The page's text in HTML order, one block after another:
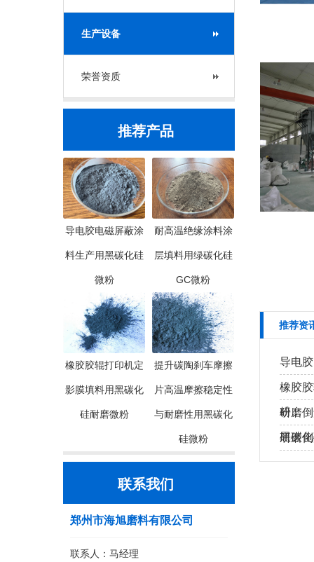
生产设备
荣誉资质
推荐产品
导电胶电磁屏蔽涂
料生产用黑碳化硅
微粉
耐高温绝缘涂料涂
层填料用绿碳化硅
GC微粉
橡胶胶辊打印机定
影膜填料用黑碳化
硅耐磨微粉
提升碳陶刹车摩擦
片高温摩擦稳定性
与耐磨性用黑碳化
硅微粉
联系我们
郑州市海旭磨料有限公司
联系人：马经理
推荐资
导电
橡胶
粉…
研磨
黑碳
研磨
硅…